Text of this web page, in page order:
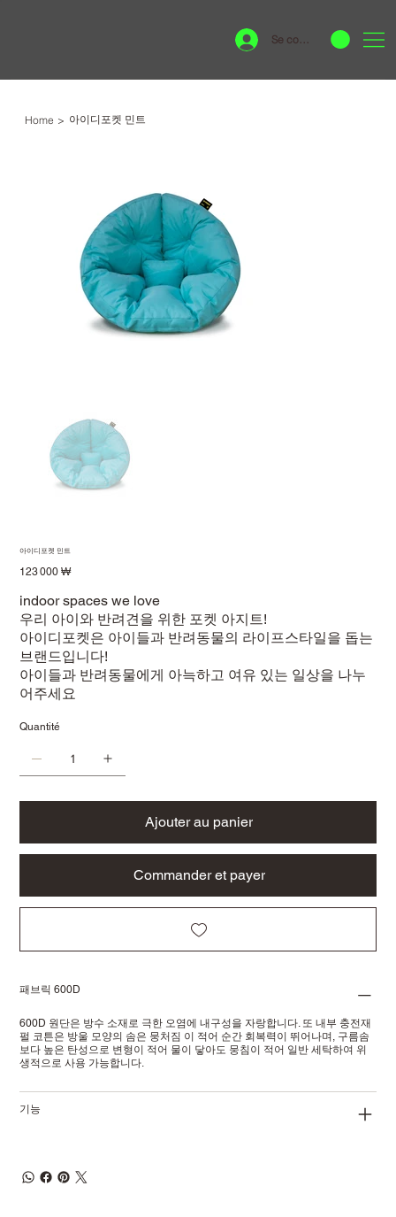
Se connecter
Home > 아이디포켓 민트
아이디포켓 민트
Prix
123 000 ₩
indoor spaces we love
우리 아이와 반려견을 위한 포켓 아지트!
아이디포켓은 아이들과 반려동물의 라이프스타일을 돕는
브랜드입니다!
아이들과 반려동물에게 아늑하고 여유 있는 일상을 나누
어주세요
Quantité
Ajouter au panier
Commander et payer
패브릭 600D
600D 원단은 방수 소재로 극한 오염에 내구성을 자랑합니다. 또 내부 충전재
펄 코튼은 방울 모양의 솜은 뭉처짐 이 적어 순간 회복력이 뛰어나며, 구름솜
보다 높은 탄성으로 변형이 적어 물이 닿아도 뭉침이 적어 일반 세탁하여 위
생적으로 사용 가능합니다.
기능